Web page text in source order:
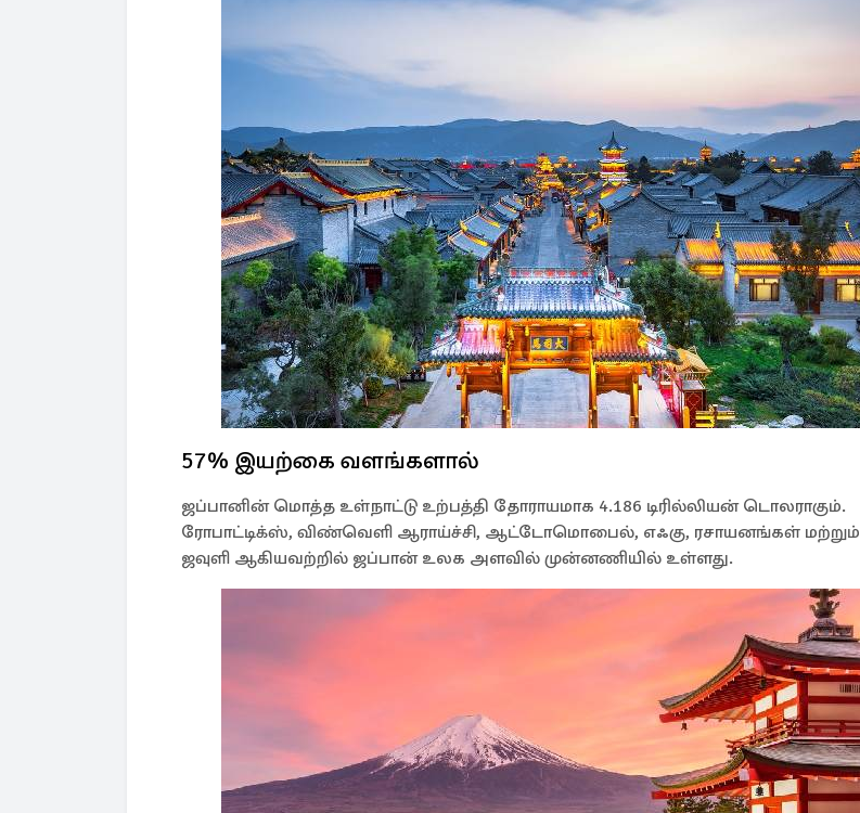
57% இயற்கை வளங்களால்
ஜப்பானின் மொத்த உள்நாட்டு உற்பத்தி தோராயமாக 4.186 டிரில்லியன் டொலராகும்.
ரோபாட்டிக்ஸ், விண்வெளி ஆராய்ச்சி, ஆட்டோமொபைல், எஃகு, ரசாயனங்கள் மற்றும்
ஜவுளி ஆகியவற்றில் ஜப்பான் உலக அளவில் முன்னணியில் உள்ளது.